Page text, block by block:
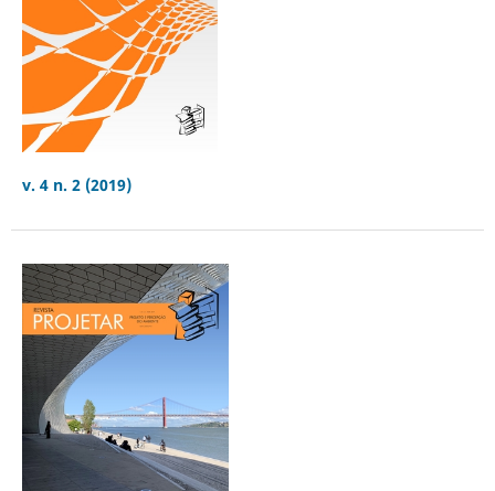
v. 4 n. 2 (2019)